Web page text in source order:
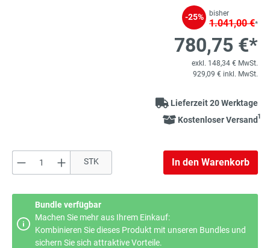
-25% bisher
1.041,00 €*
780,75 €*
exkl. 148,34 € MwSt.
929,09 € inkl. MwSt.
Lieferzeit 20 Werktage
Kostenloser Versand1
Produkt Anzahl: Gib den gewünschten
STK In den Warenkorb
Bundle verfügbar
Machen Sie mehr aus Ihrem Einkauf:
Kombinieren Sie dieses Produkt mit unseren Bundles und
sichern Sie sich attraktive Vorteile.